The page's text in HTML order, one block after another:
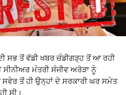
ਸਭ ਤੋਂ ਵੱਡੀ ਖਬਰ ਚੰਡੀਗੜ੍ਹ ਤੋਂ ਆ ਰਹੀ
ਸੀਨੀਅਰ ਮੰਤਰੀ ਸੰਜੀਵ ਅਰੋੜਾ ਨੂੰ
ਤੋਂ ਹੀ ਉਨ੍ਹਾਂ ਦੇ ਸਰਕਾਰੀ ਘਰ ਸਮੇਤ
ਸੀ।